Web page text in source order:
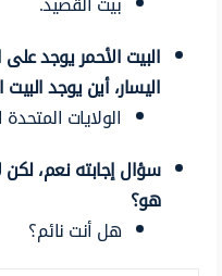
البيت الأحمر يوجد
اليسار، أين يوجد
الولايات المتحدة
سؤال إجابته نعم،
هو؟
هل أنت نائم؟